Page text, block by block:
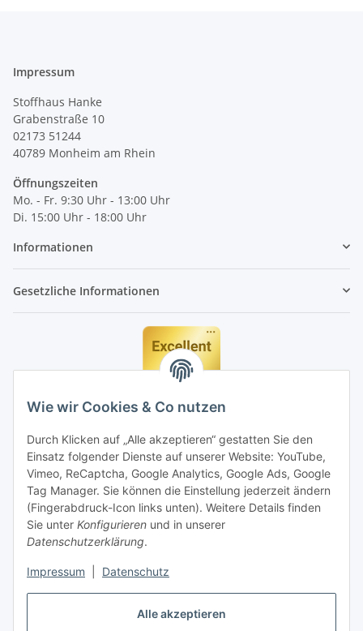
Alle akzeptieren
Wie wir Cookies & Co nutzen
Durch Klicken auf „Alle akzeptieren“ gestatten Sie den
Einsatz folgender Dienste auf unserer Website: YouTube,
Vimeo, ReCaptcha, Google Analytics, Google Ads, Google
Tag Manager. Sie können die Einstellung jederzeit ändern
(Fingerabdruck-Icon links unten). Weitere Details finden
Sie unter Konfigurieren und in unserer
Datenschutzerklärung.
Impressum Datenschutz
Impressum
Stoffhaus Hanke
Grabenstraße 10
02173 51244
40789 Monheim am Rhein
Öffnungszeiten
Mo. - Fr. 9:30 Uhr - 13:00 Uhr
Di. 15:00 Uhr - 18:00 Uhr
Informationen
Gesetzliche Informationen
Vertrag widerrufen